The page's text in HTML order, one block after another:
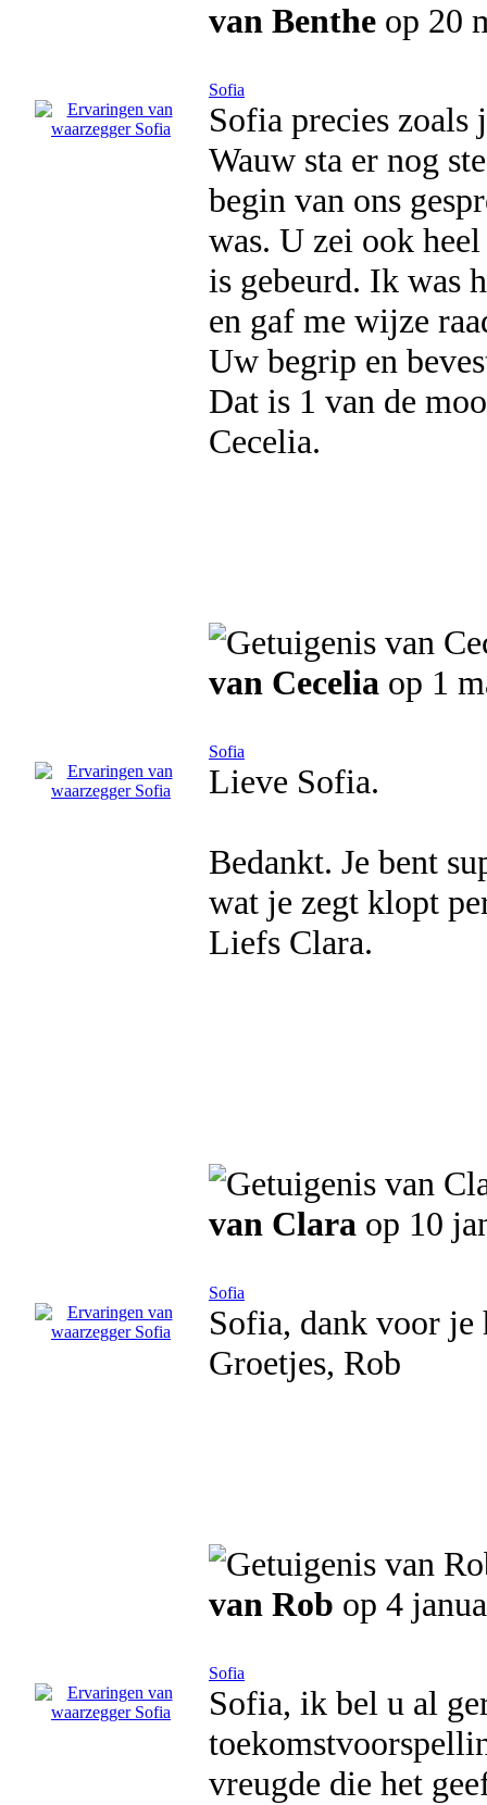
van Benthe op 20
Sofia
Sofia precies
Wauw sta er nog
begin van ons
was. U zei ook
is gebeurd. Ik was
en gaf me wijze
Uw begrip en
Dat is 1 van de
Cecelia.
van Cecelia op 1
Sofia
Lieve Sofia.
Bedankt. Je bent
wat je zegt klopt
Liefs Clara.
van Clara op 10
Sofia
Sofia, dank voor je
Groetjes, Rob
van Rob op 4
Sofia
Sofia, ik bel u al
vreugde die het